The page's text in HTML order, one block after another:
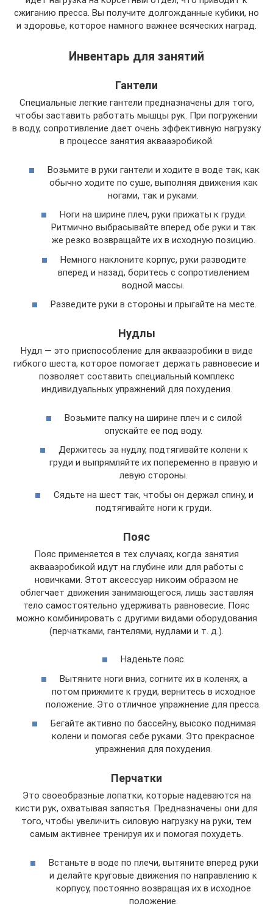
сжиганию пресса. Вы получите долгожданные кубики, но
и здоровье, которое намного важнее всяческих наград.
Инвентарь для занятий
Гантели
Специальные легкие гантели предназначены для того,
чтобы заставить работать мышцы рук. При погружении
в воду, сопротивление дает очень эффективную нагрузку
в процессе занятия аквааэробикой.
Возьмите в руки гантели и ходите в воде так, как
обычно ходите по суше, выполняя движения как
ногами, так и руками.
Ноги на ширине плеч, руки прижаты к груди.
Ритмично выбрасывайте вперед обе руки и так
же резко возвращайте их в исходную позицию.
Немного наклоните корпус, руки разводите
вперед и назад, боритесь с сопротивлением
водной массы.
Разведите руки в стороны и прыгайте на месте.
Нудлы
Нудл — это приспособление для аквааэробики в виде
гибкого шеста, которое помогает держать равновесие и
позволяет составить специальный комплекс
индивидуальных упражнений для похудения.
Возьмите палку на ширине плеч и с силой
опускайте ее под воду.
Держитесь за нудлу, подтягивайте колени к
груди и выпрямляйте их попеременно в правую и
левую стороны.
Сядьте на шест так, чтобы он держал спину, и
подтягивайте ноги к груди.
Пояс
Пояс применяется в тех случаях, когда занятия
аквааэробикой идут на глубине или для работы с
новичками. Этот аксессуар никоим образом не
облегчает движения занимающегося, лишь заставляя
тело самостоятельно удерживать равновесие. Пояс
можно комбинировать с другими видами оборудования
(перчатками, гантелями, нудлами и т. д.).
Наденьте пояс.
Вытяните ноги вниз, согните их в коленях, а
потом прижмите к груди, вернитесь в исходное
положение. Это отличное упражнение для пресса.
Бегайте активно по бассейну, высоко поднимая
колени и помогая себе руками. Это прекрасное
упражнения для похудения.
Перчатки
Это своеобразные лопатки, которые надеваются на
кисти рук, охватывая запястья. Предназначены они для
того, чтобы увеличить силовую нагрузку на руки, тем
самым активнее тренируя их и помогая похудеть.
Встаньте в воде по плечи, вытяните вперед руки
и делайте круговые движения по направлению к
корпусу, постоянно возвращая их в исходное
положение.